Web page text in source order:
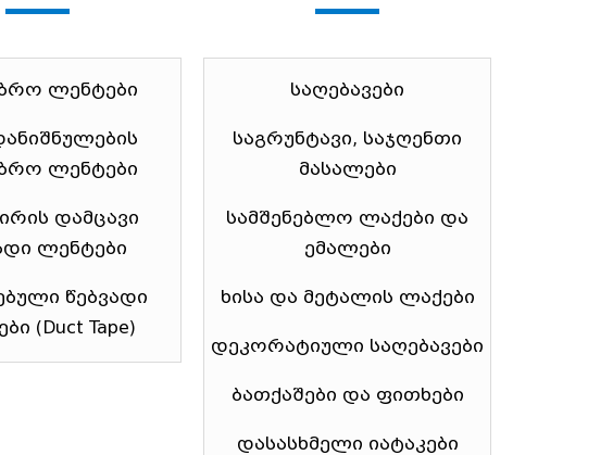
ლენტები
ლენტები
დამცავი
ლენტები
წებვადი
(Duct Tape)
საღებავები
საგრუნტავი, საჯღენთი
მასალები
სამშენებლო ლაქები და
ემალები
ხისა და მეტალის ლაქები
დეკორატიული საღებავები
ბათქაშები და ფითხები
დასასხმელი იატაკები